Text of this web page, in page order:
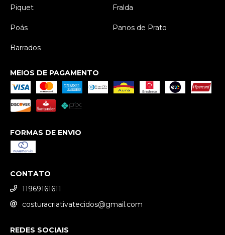
Piquet Fralda
Poás Panos de Prato
Barrados
MEIOS DE PAGAMENTO
FORMAS DE ENVIO
CONTATO
11969161611
costuracriativatecidos@gmail.com
REDES SOCIAIS